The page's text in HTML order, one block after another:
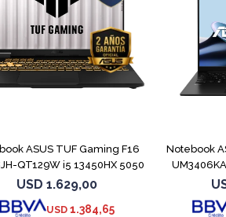
ASUS TUF Gaming F16
QT129W i5 13450HX 5050
USD 1.629,00
USD 1.384,65
Notebook